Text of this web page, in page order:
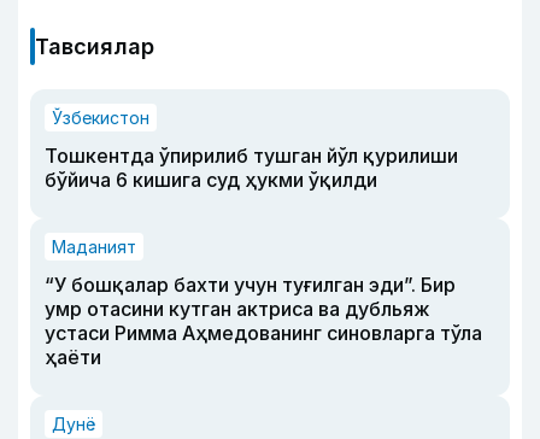
Тавсиялар
Ўзбекистон
Тошкентда ўпирилиб тушган йўл қурилиши
бўйича 6 кишига суд ҳукми ўқилди
Маданият
“У бошқалар бахти учун туғилган эди”. Бир
умр отасини кутган актриса ва дубльяж
устаси Римма Аҳмедованинг синовларга тўла
ҳаёти
Дунё